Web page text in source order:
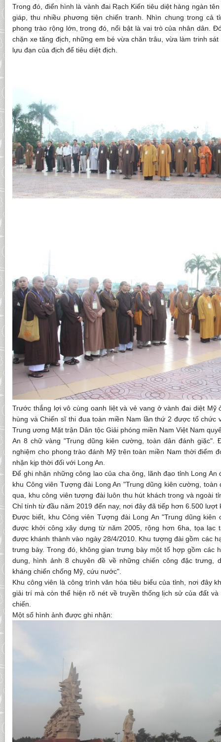
Trong đó, điển hình là vành đai Rạch Kiến tiêu diệt hàng ngàn
giáp, thu nhiều phương tiện chiến tranh. Nhìn chung trong cả
phong trào rộng lớn, trong đó, nổi bật là vai trò của nhân dân.
chặn xe tăng địch, những em bé vừa chăn trâu, vừa làm trinh
lựu đạn của địch để tiêu diệt địch.
Trước thắng lợi vô cùng oanh liệt và vẻ vang ở vành đai diệt Mỹ
hùng và Chiến sĩ thi đua toàn miền Nam lần thứ 2 được tổ chức
Trung ương Mặt trận Dân tộc Giải phóng miền Nam Việt Nam
An 8 chữ vàng "Trung dũng kiên cường, toàn dân đánh giặc".
nghiệm cho phong trào đánh Mỹ trên toàn miền Nam thời điểm
nhận kịp thời đối với Long An.
Để ghi nhận những công lao của cha ông, lãnh đạo tỉnh Long An
khu Công viên Tượng đài Long An "Trung dũng kiên cường, toàn
qua, khu công viên tượng đài luôn thu hút khách trong và ngoài
Chỉ tính từ đầu năm 2019 đến nay, nơi đây đã tiếp hơn 6.500 lượt
Được biết, khu Công viên Tượng đài Long An "Trung dũng kiên
được khởi công xây dựng từ năm 2005, rộng hơn 6ha, tọa lạc
được khánh thành vào ngày 28/4/2010. Khu tượng đài gồm các
trưng bày. Trong đó, không gian trưng bày một tổ hợp gồm các
dung, hình ảnh 8 chuyên đề về những chiến công đặc trưng,
kháng chiến chống Mỹ, cứu nước".
Khu công viên là công trình văn hóa tiêu biểu của tỉnh, nơi đây
giải trí mà còn thể hiện rõ nét về truyền thống lịch sử của đất
chiến.
Một số hình ảnh được ghi nhận: